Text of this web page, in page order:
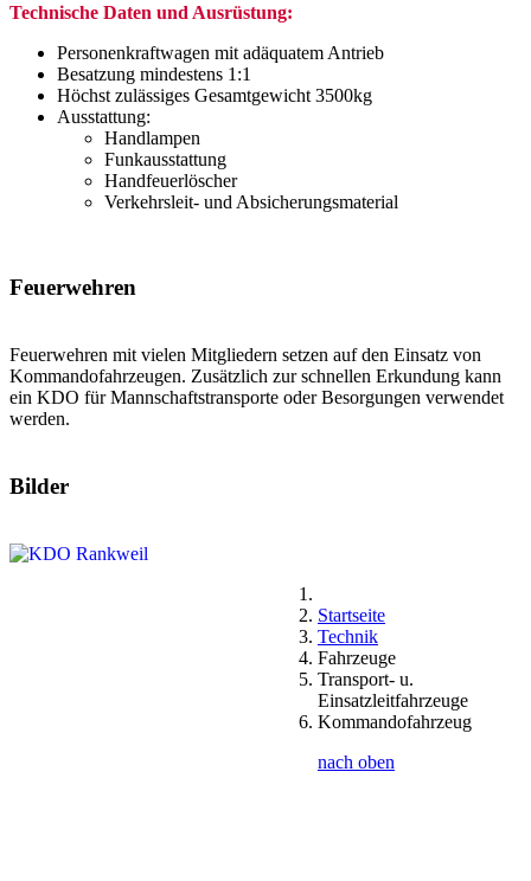
Technische Daten und Ausrüstung:
Personenkraftwagen mit adäquatem Antrieb
Besatzung mindestens 1:1
Höchst zulässiges Gesamtgewicht 3500kg
Ausstattung:
Handlampen
Funkausstattung
Handfeuerlöscher
Verkehrsleit- und Absicherungsmaterial
Feuerwehren
Feuerwehren mit vielen Mitgliedern setzen auf den Einsatz von
Kommandofahrzeugen. Zusätzlich zur schnellen Erkundung kann
ein KDO für Mannschaftstransporte oder Besorgungen verwendet
werden.
Bilder
Startseite
Technik
Fahrzeuge
Transport- u.
Einsatzleitfahrzeuge
Kommandofahrzeug
nach oben